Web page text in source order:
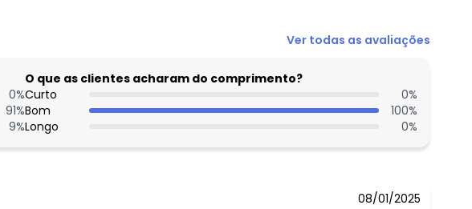
Ver todas as avaliações
0%
91%
9%
O que as clientes acharam do comprimento?
Curto
0%
Bom
100%
Longo
0%
08/01/2025